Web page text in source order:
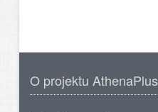
O projektu AthenaPlus